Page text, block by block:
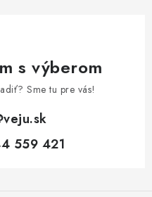
s výberom
Sme tu pre vás!
veju.sk
559 421